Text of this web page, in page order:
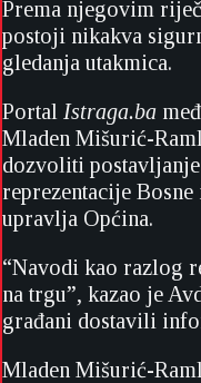
Prema njegovim
postoji nikakva
gledanja utakmica.
Portal Istraga.ba
Mladen Mišurić-
dozvoliti
reprezentacije
upravlja Općina.
“Navodi kao razlog
na trgu”, kazao je
građani dostavili
Mladen Mišurić-